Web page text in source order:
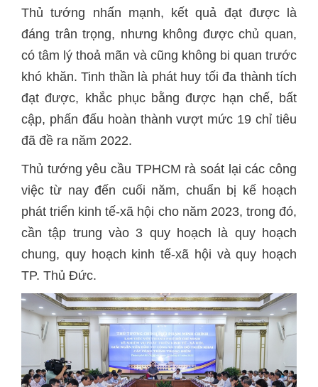
Thủ tướng nhấn mạnh, kết quả đạt được là
đáng trân trọng, nhưng không được chủ quan,
có tâm lý thoả mãn và cũng không bi quan trước
khó khăn. Tinh thần là phát huy tối đa thành tích
đạt được, khắc phục bằng được hạn chế, bất
cập, phấn đấu hoàn thành vượt mức 19 chỉ tiêu
đã đề ra năm 2022.
Thủ tướng yêu cầu TPHCM rà soát lại các công
việc từ nay đến cuối năm, chuẩn bị kế hoạch
phát triển kinh tế-xã hội cho năm 2023, trong đó,
cần tập trung vào 3 quy hoạch là quy hoạch
chung, quy hoạch kinh tế-xã hội và quy hoạch
TP. Thủ Đức.